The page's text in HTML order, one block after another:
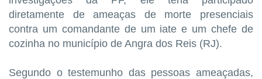
diretamente de ameaças de morte presenciais
contra um comandante de um iate e um chefe de
cozinha no município de Angra dos Reis (RJ).
Segundo o testemunho das pessoas ameaçadas,